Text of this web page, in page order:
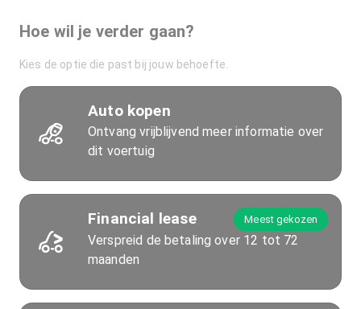
Hoe wil je verder gaan?
Kies de optie die past bij jouw behoefte.
Auto kopen
Ontvang vrijblijvend meer informatie over
dit voertuig
Financial lease Meest gekozen
Verspreid de betaling over 12 tot 72
maanden